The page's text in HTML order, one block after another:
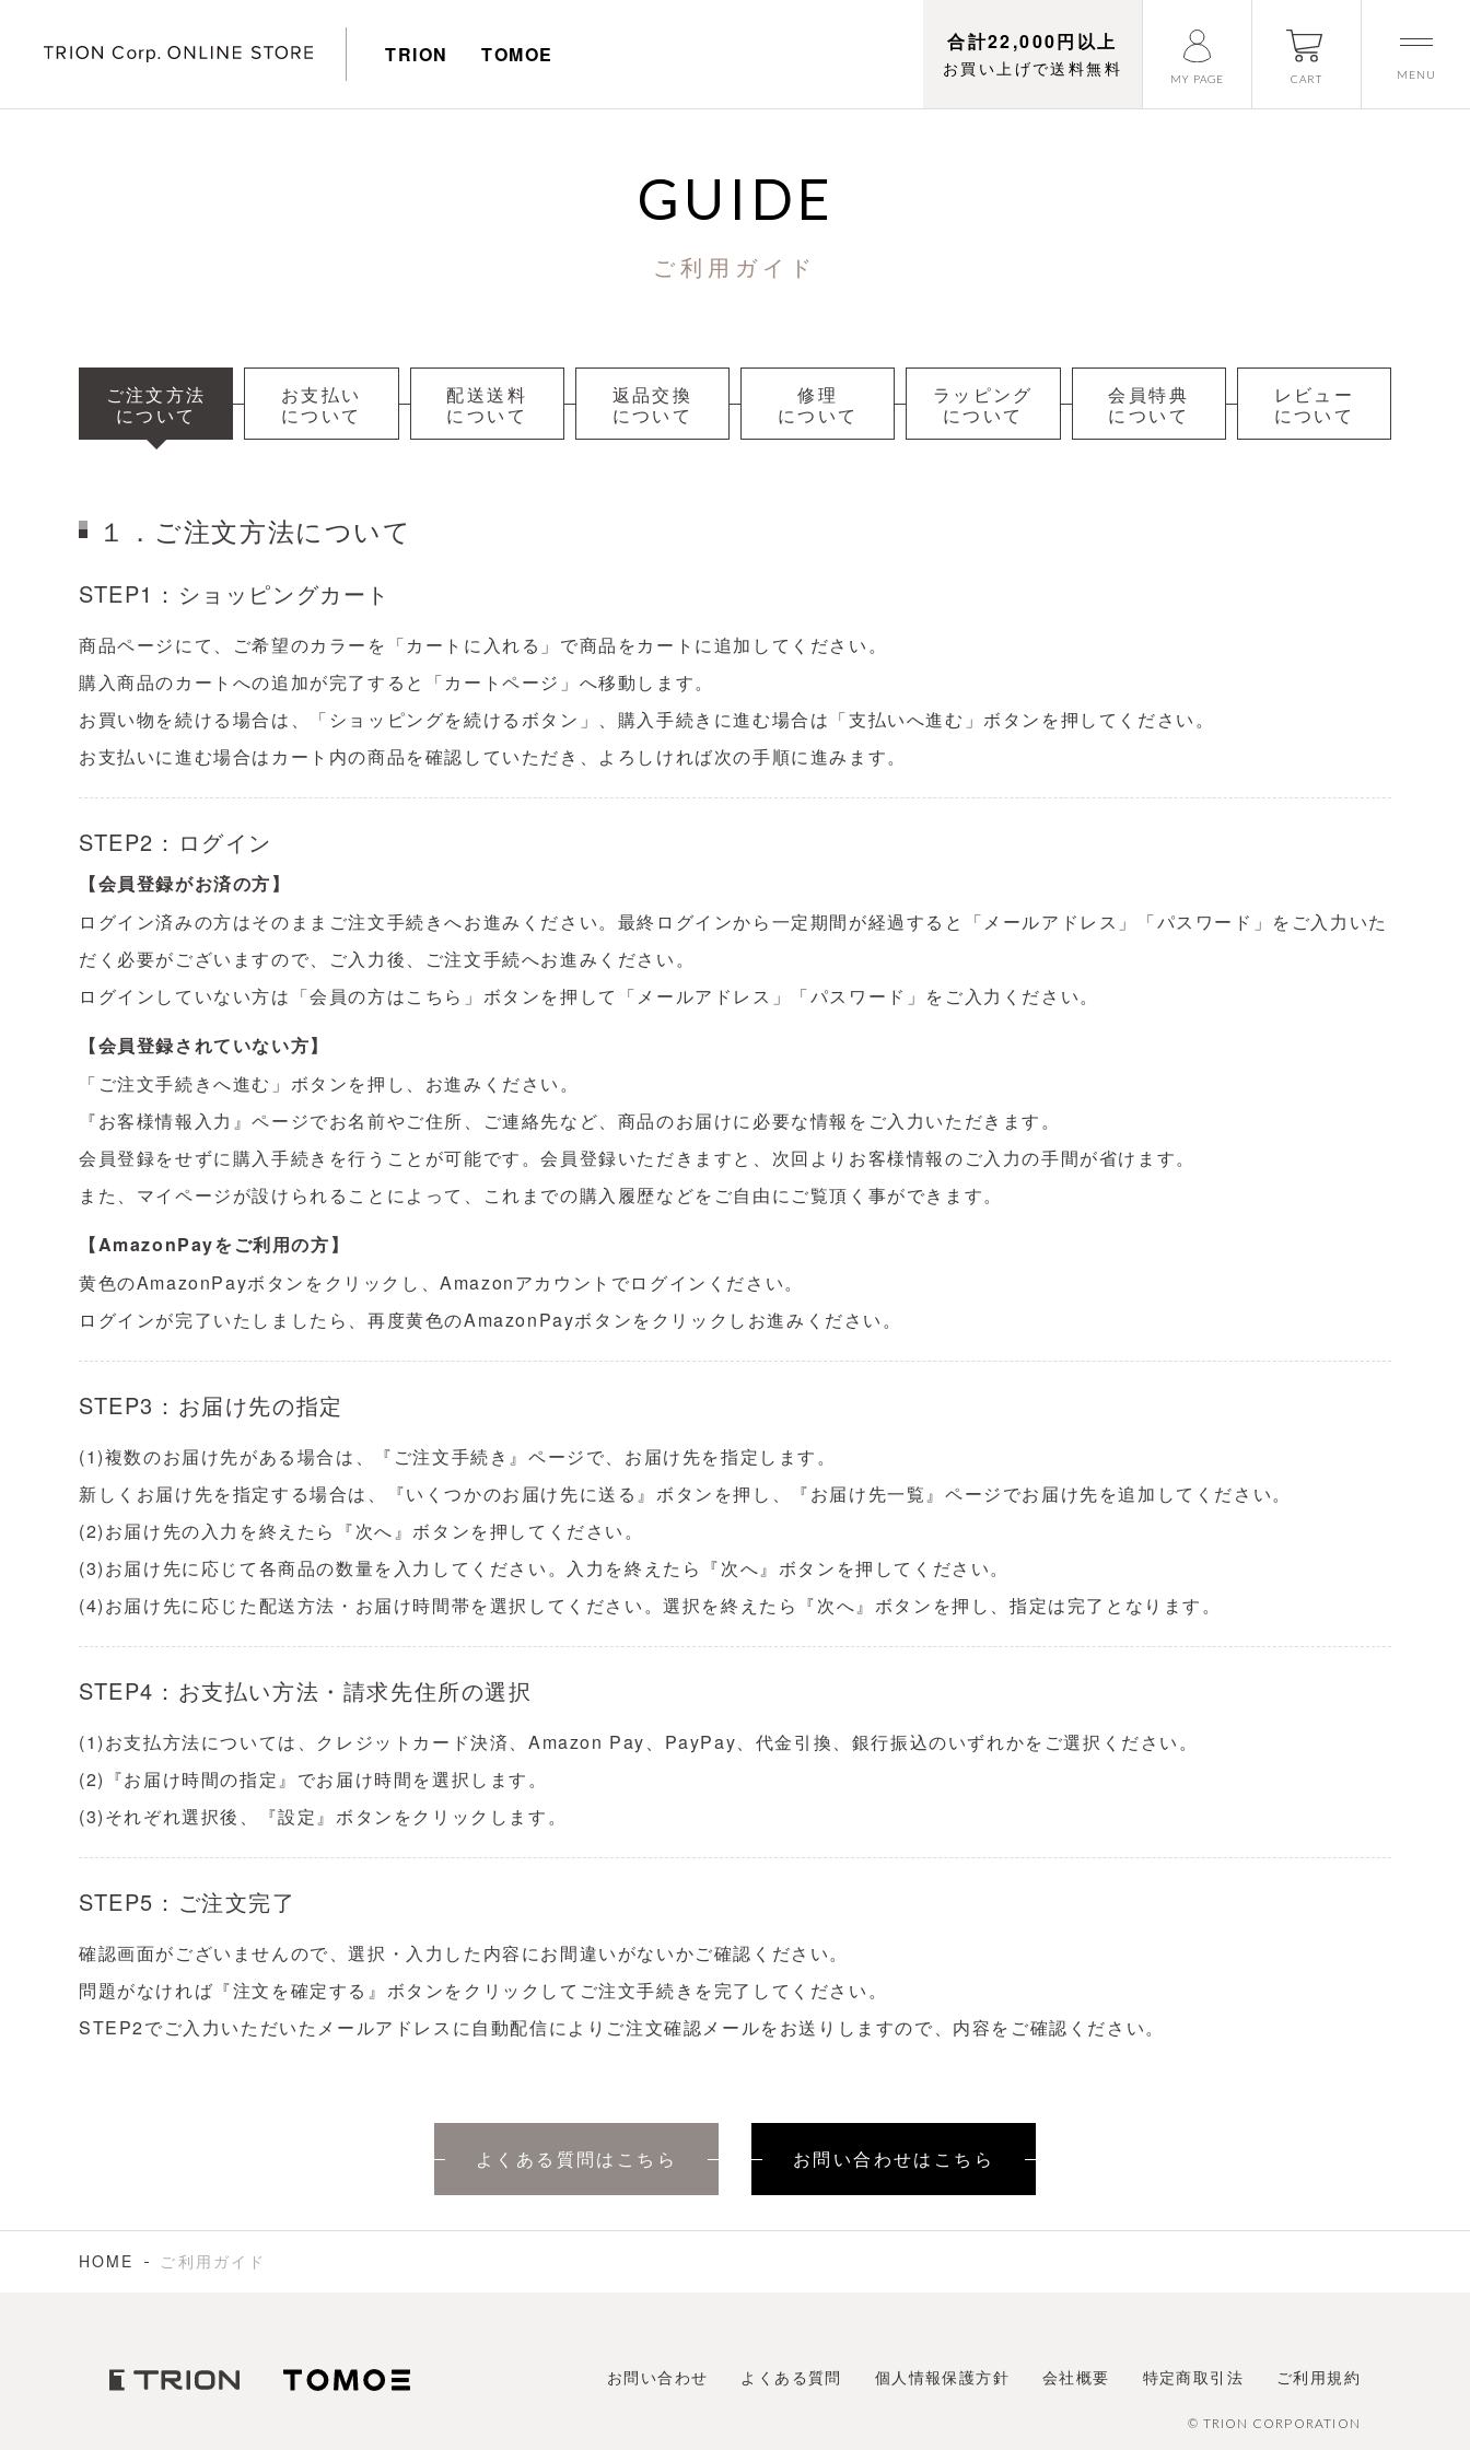
TRION TOMOE
合計22,000円以上
お買い上げで送料無料
MY PAGE CART MENU
GUIDE
ご利用ガイド
ご注文方法
について
お支払い
について
配送送料
について
返品交換
について
修理
について
ラッピング
について
会員特典
について
レビュー
について
１．ご注文方法について
STEP1：ショッピングカート
商品ページにて、ご希望のカラーを「カートに入れる」で商品をカートに追加してください。
購入商品のカートへの追加が完了すると「カートページ」へ移動します。
お買い物を続ける場合は、「ショッピングを続けるボタン」、購入手続きに進む場合は「支払いへ進む」ボタンを押してください。
お支払いに進む場合はカート内の商品を確認していただき、よろしければ次の手順に進みます。
STEP2：ログイン
【会員登録がお済の方】
ログイン済みの方はそのままご注文手続きへお進みください。最終ログインから一定期間が経過すると「メールアドレス」「パスワード」をご入力いた
だく必要がございますので、ご入力後、ご注文手続へお進みください。
ログインしていない方は「会員の方はこちら」ボタンを押して「メールアドレス」「パスワード」をご入力ください。
【会員登録されていない方】
「ご注文手続きへ進む」ボタンを押し、お進みください。
『お客様情報入力』ページでお名前やご住所、ご連絡先など、商品のお届けに必要な情報をご入力いただきます。
会員登録をせずに購入手続きを行うことが可能です。会員登録いただきますと、次回よりお客様情報のご入力の手間が省けます。
また、マイページが設けられることによって、これまでの購入履歴などをご自由にご覧頂く事ができます。
【AmazonPayをご利用の方】
黄色のAmazonPayボタンをクリックし、Amazonアカウントでログインください。
ログインが完了いたしましたら、再度黄色のAmazonPayボタンをクリックしお進みください。
STEP3：お届け先の指定
(1)複数のお届け先がある場合は、『ご注文手続き』ページで、お届け先を指定します。
新しくお届け先を指定する場合は、『いくつかのお届け先に送る』ボタンを押し、『お届け先一覧』ページでお届け先を追加してください。
(2)お届け先の入力を終えたら『次へ』ボタンを押してください。
(3)お届け先に応じて各商品の数量を入力してください。入力を終えたら『次へ』ボタンを押してください。
(4)お届け先に応じた配送方法・お届け時間帯を選択してください。選択を終えたら『次へ』ボタンを押し、指定は完了となります。
STEP4：お支払い方法・請求先住所の選択
(1)お支払方法については、クレジットカード決済、Amazon Pay、PayPay、代金引換、銀行振込のいずれかをご選択ください。
(2)『お届け時間の指定』でお届け時間を選択します。
(3)それぞれ選択後、『設定』ボタンをクリックします。
STEP5：ご注文完了
確認画面がございませんので、選択・入力した内容にお間違いがないかご確認ください。
問題がなければ『注文を確定する』ボタンをクリックしてご注文手続きを完了してください。
STEP2でご入力いただいたメールアドレスに自動配信によりご注文確認メールをお送りしますので、内容をご確認ください。
よくある質問はこちら お問い合わせはこちら
HOME ご利用ガイド
お問い合わせ よくある質問 個人情報保護方針 会社概要 特定商取引法 ご利用規約
© TRION CORPORATION